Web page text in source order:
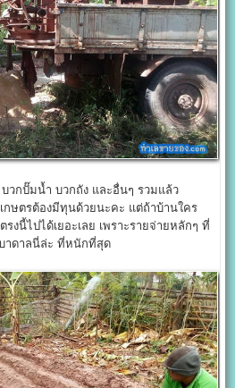
บวกปั๊มน้ำ บวกถัง และอื่นๆ รวมแล้ว
กษตรต้องมีทุนด้วยนะคะ แต่ถ้าบ้านใคร
งนี้ไปได้เยอะเลย เพราะรายจ่ายหลักๆ ที่
าดาลนี่ล่ะ ที่หนักที่สุด